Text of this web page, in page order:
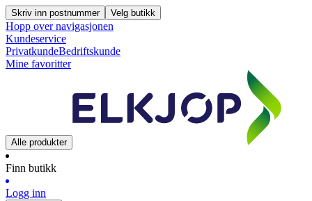
Skriv inn postnummer Velg butikk
Hopp over navigasjonen
Kundeservice
PrivatkundeBedriftskunde
Mine favoritter
Alle produkter
Finn butikk
Logg inn